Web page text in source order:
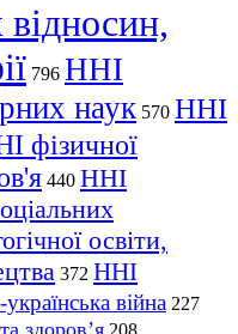
796 ННІ
наук 570 ННІ
фізичної
440 ННІ
освіти,
372 ННІ
війна 227
208